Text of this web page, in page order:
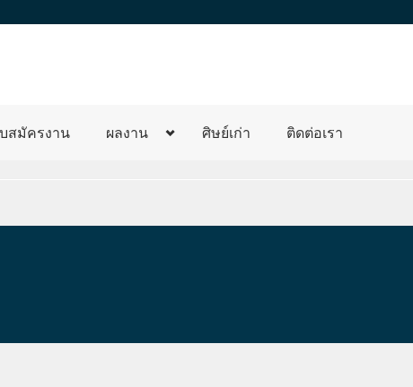
สมัครงาน ผลงาน ศิษย์เก่า ติดต่อเรา